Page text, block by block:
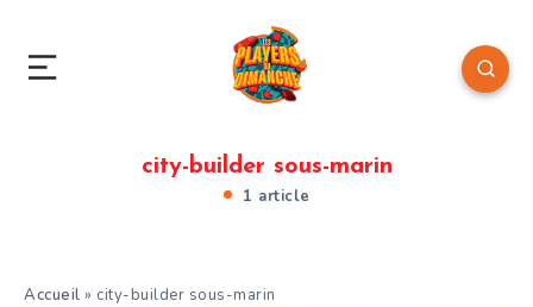
city-builder sous-marin
1 article
Accueil » city-builder sous-marin